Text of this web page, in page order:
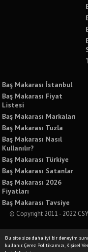
Bu site size daha iyi bir deneyim
kullanır. Çerez Politikamızı, Kişisel
Baş Makarası İstanbul
Baş Makarası Fiyat
Listesi
Baş Makarası Markaları
Baş Makarası Tuzla
Baş Makarası Nasıl
Kullanılır?
Baş Makarası Türkiye
Baş Makarası Satanlar
Baş Makarası 2026
Fiyatları
Baş Makarası Tavsiye
© Copyright 2011 - 2022
Bu sitede yer alan tüm yazılı
kesinlikle yasaktır. İzinsiz